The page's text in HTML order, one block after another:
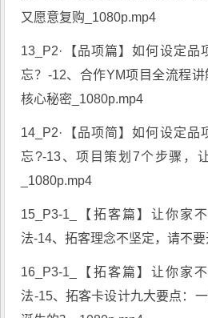
又愿意复购_1080p.mp4
13_P2·【品项篇】如何设定品
忘？-12、合作YM项目全流程
核心秘密_1080p.mp4
14_P2·【品项简】如何设定品
忘?-13、项目策划7个步骤，
_1080p.mp4
15_P3-1_【拓客篇】让你家
法-14、拓客理念不坚定，请不
16_P3-1_【拓客篇】让你家
法-15、拓客卡设计九大要点：